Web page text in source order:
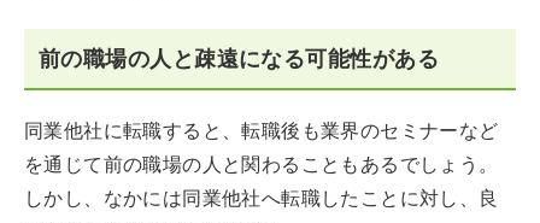
前の職場の人と疎遠になる可能性がある
同業他社に転職すると、転職後も業界のセミナーなど
を通じて前の職場の人と関わることもあるでしょう。
しかし、なかには同業他社へ転職したことに対し、良